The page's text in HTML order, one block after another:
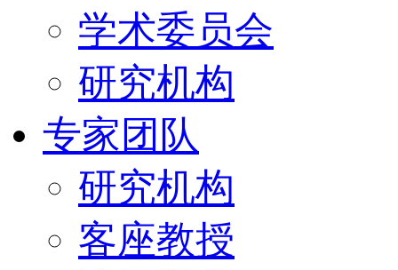
学术委员会
研究机构
专家团队
研究机构
客座教授